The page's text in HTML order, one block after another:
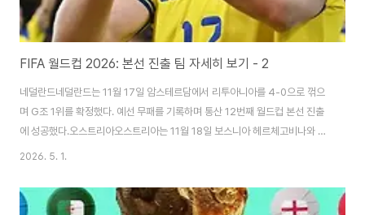
FIFA 월드컵 2026: 본선 진출 팀 자세히 보기 - 2
네덜란드네덜란드는 11월 17일 암스테르담에서 리투아니아를 4-0으로 꺾으
며 G조 1위를 확정했다. 예선 무패를 기록하며 통산 12번째 월드컵 본선 진출
에 성공했다.오스트리아오스트리아는 11월 18일 보스니아 헤르체고비나와 1-
1로 비기며 H조 1위를 확정하고 월드컵 본선 진출을 확정했다.벨기에벨기에는
확정했다. 직전 경기 카자흐스탄과의 1-1 무승부로 기회를 놓쳤지만 마지막 경
기에서 확실히 마무리했다.스코틀랜드스코틀랜드는 덴마크를 4-2로 꺾으며
2026. 5. 1.